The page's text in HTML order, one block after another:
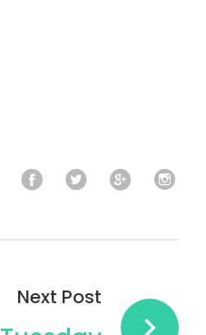
Facebook
Twitter
Next Post